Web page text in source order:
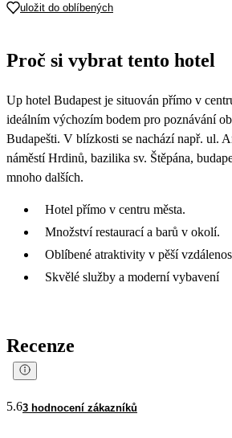
17 18
24
3 949
25 26 27
31
4 129
uložit do oblíbených
Proč si vybrat tento hotel
Up hotel Budapest je situován přímo v
ideálním výchozím bodem pro poznávání
Budapešti. V blízkosti se nachází např. ul.
náměstí Hrdinů, bazilika sv. Štěpána,
mnoho dalších.
Hotel přímo v centru města.
Množství restaurací a barů v okolí.
Oblíbené atraktivity v pěší
Skvělé služby a moderní vybavení
Recenze
5.63 hodnocení zákazníků